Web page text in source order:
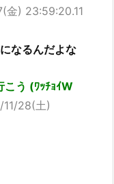
金) 23:59:20.11
なるんだよな
こう (ﾜｯﾁｮｲW
28(土)